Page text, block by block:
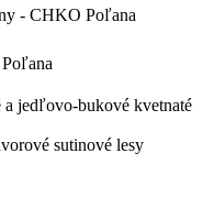
- CHKO Poľana
jedľovo-bukové kvetnaté
sutinové lesy